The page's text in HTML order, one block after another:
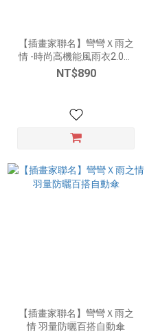
【插畫家聯名】彎彎Ｘ雨之
情 -時尚高機能風雨衣2.0版
(SGS檢驗合格!)
NT$890
【插畫家聯名】彎彎Ｘ雨之
情 羽量防曬百搭自動傘